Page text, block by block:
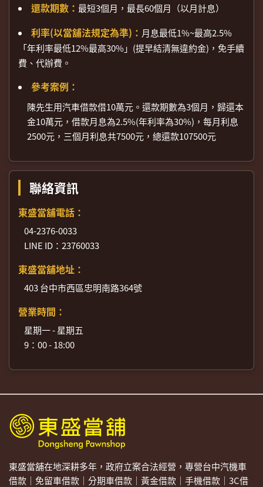
還款期數： 最短3個月，最長60個月（以月計息）
利率(以當舖法規定為準)： 月息最低1%~最高2.5%
「年利率最低12%最高30%」(提早結清無違約金)，免手續
費、代辦費。
參考案例：
陳先生用汽車借款借10萬元。還款期數為3個月，歸還本
金10萬元，借款月息為2.5%(年利率為30%)，每月利息
2500元，三個月利息共7500元，總還款107500元
聯絡資訊
東盛當舖電話：
04-2376-0033
LINE ID：23760033
東盛當舖地址：
403 台中市西區忠明南路364號
營業時間：
星期一 - 星期五
9：00 - 18:00
東盛當舖在地深耕多年，政府立案合法經營，專營台中汽機車
借款｜免留車借款｜分期車借款｜黃金借款｜手機借款｜3C借